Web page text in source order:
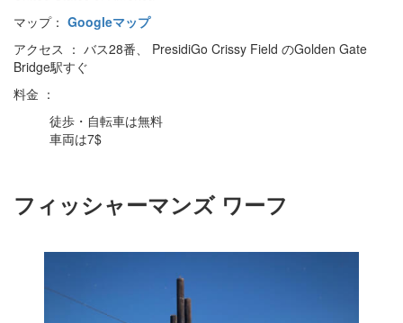
マップ： Googleマップ
アクセス ： バス28番、 PresidiGo Crissy Field のGolden Gate
Bridge駅すぐ
料金 ：
徒歩・自転車は無料
車両は7$
フィッシャーマンズ ワーフ